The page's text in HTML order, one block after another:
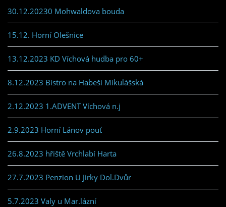
30.12.20230 Mohwaldova bouda
15.12. Horní Olešnice
13.12.2023 KD Víchová hudba pro 60+
8.12.2023 Bistro na Habeši Mikulášská
2.12.2023 1.ADVENT Víchová n.j
2.9.2023 Horní Lánov pouť
26.8.2023 hřiště Vrchlabí Harta
27.7.2023 Penzion U Jirky Dol.Dvůr
5.7.2023 Valy u Mar.lázní